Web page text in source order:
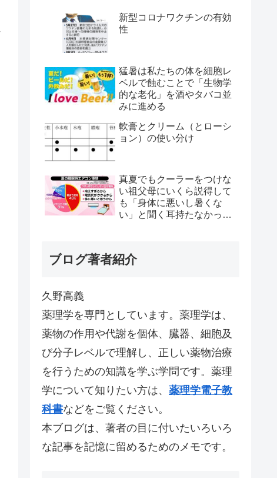
新型コロナワクチンの有効
性
猛暑は私たちの体を細胞レ
ベルで蝕むことで「生物学
的な老化」を酒やタバコ並
みに進める
軟膏とクリーム（とローシ
ョン）の使い分け
真夏でもクーラーをつけな
い祖父母にいくら説得して
も「身体に悪いし暑くな
い」と聞く耳持たなかった
ブログ著者紹介
久野高義
薬理学を専門としています。薬理学は、
薬物の作用や代謝を個体、臓器、細胞及
び分子レベルで理解し、正しい薬物治療
を行うための知識を学ぶ学問です。薬理
学について知りたい方は、 薬理学電子教
科書などをご覧ください。
本ブログは、著者の目に付いたいろいろ
な記事を記憶に留めるためのメモです。